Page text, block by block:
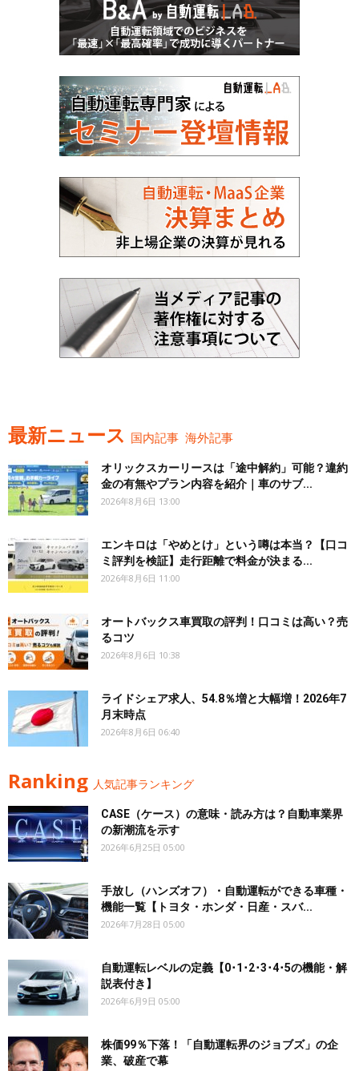
最新ニュース 国内記事 海外記事
オリックスカーリースは「途中解約」可能？違約
金の有無やプラン内容を紹介｜車のサブ...
2026年8月6日 13:00
エンキロは「やめとけ」という噂は本当？【口コ
ミ評判を検証】走行距離で料金が決まる...
2026年8月6日 11:00
オートバックス車買取の評判！口コミは高い？売
るコツ
2026年8月6日 10:38
ライドシェア求人、54.8％増と大幅増！2026年7
月末時点
2026年8月6日 06:40
Ranking 人気記事ランキング
CASE（ケース）の意味・読み方は？自動車業界
の新潮流を示す
2026年6月25日 05:00
手放し（ハンズオフ）・自動運転ができる車種・
機能一覧【トヨタ・ホンダ・日産・スバ...
2026年7月28日 05:00
自動運転レベルの定義【0･1･2･3･4･5の機能・解
説表付き】
2026年6月9日 05:00
株価99％下落！「自動運転界のジョブズ」の企
業、破産で幕